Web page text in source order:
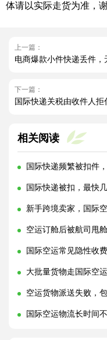
体请以实际走货为准，
上一篇：
下一篇：
相关阅读
国际快递频繁被扣件，到底
国际快递被扣，最快几天
新手跨境卖家，国际空运
空运订舱后被航司甩舱，
国际空运常见隐性收费有
大批量货物走国际空运，
空运货物派送失败，包裹
国际空运物流长时间不更